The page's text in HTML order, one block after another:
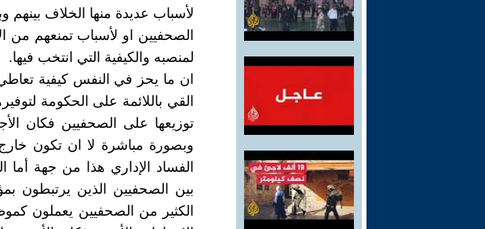
لأسباب عديدة منها الخلاف
الصحفيين او لأسباب تمنعهم من
لمنصبه والكيفية التي انتخب فيها.
ان ما يحز في النفس كيفية تعاطي
القي باللائمة على الحكومة
توزيعها على الصحفيين فكان
وبصورة مباشرة لا ان تكون خارج
الفساد الإداري هذا من جهة
بين الصحفيين الذين يرتبطون
الكثير من الصحفيين يعملون